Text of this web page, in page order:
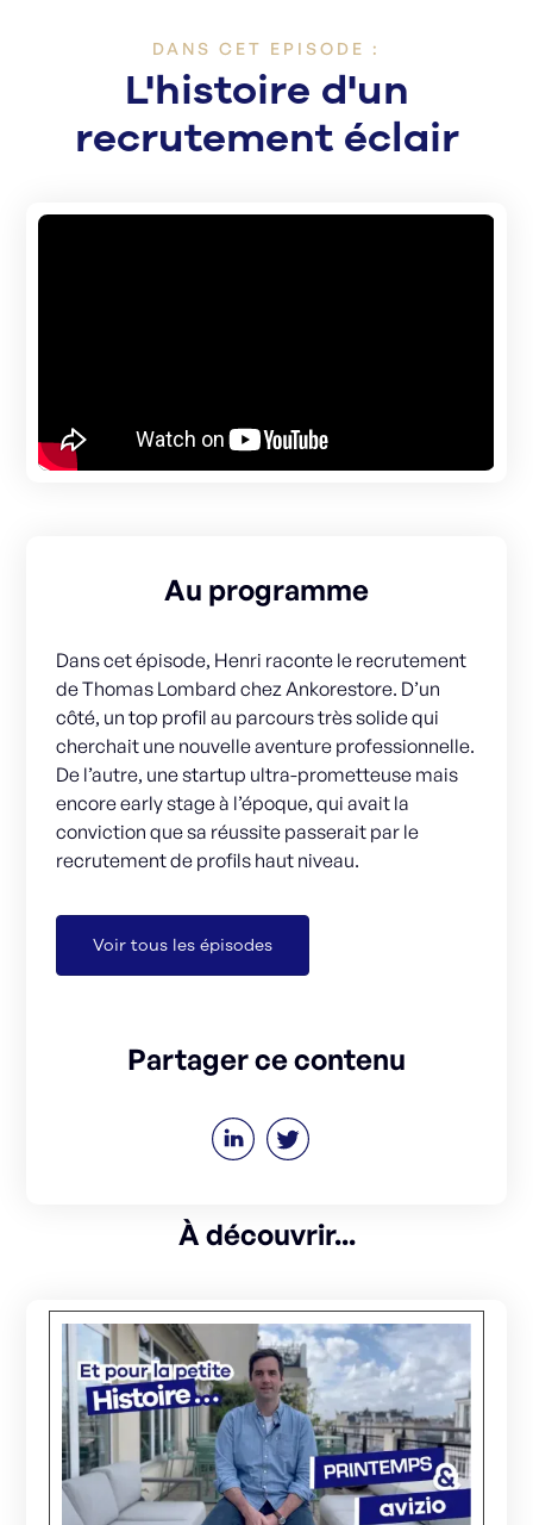
DANS CET EPISODE :
L'histoire d'un
recrutement éclair
Au programme
Dans cet épisode, Henri raconte le recrutement
de Thomas Lombard chez Ankorestore. D’un
côté, un top profil au parcours très solide qui
cherchait une nouvelle aventure professionnelle.
De l’autre, une startup ultra-prometteuse mais
encore early stage à l’époque, qui avait la
conviction que sa réussite passerait par le
recrutement de profils haut niveau.
Voir tous les épisodes
Partager ce contenu
À découvrir...